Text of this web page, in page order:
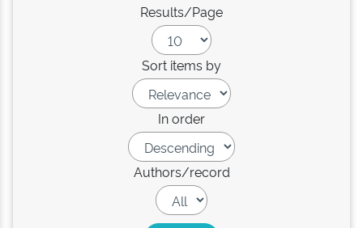
Results/Page
Sort items by
In order
Authors/record